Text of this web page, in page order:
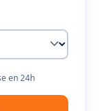
en 24h